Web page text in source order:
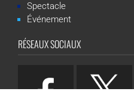
Spectacle
Événement
RÉSEAUX SOCIAUX